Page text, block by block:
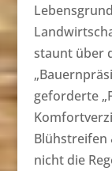
staunt über
geforderte
Blühstreifen
nicht die